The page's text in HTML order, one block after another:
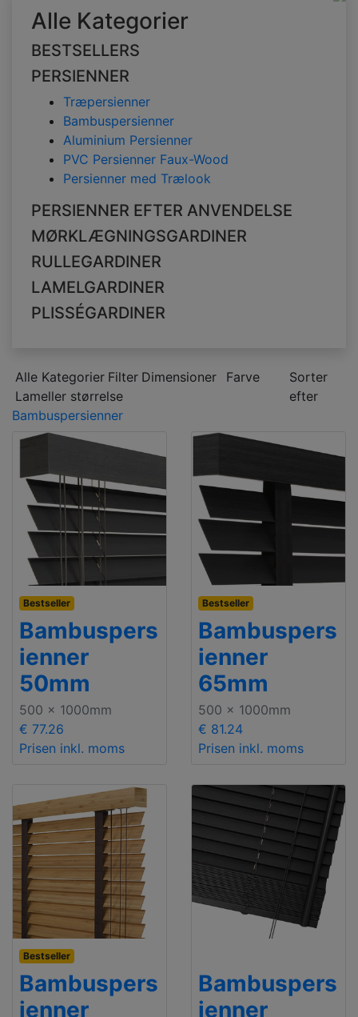
Alle Kategorier
BESTSELLERS
PERSIENNER
Træpersienner
Bambuspersienner
Aluminium Persienner
PVC Persienner Faux-Wood
Persienner med Trælook
PERSIENNER EFTER ANVENDELSE
MØRKLÆGNINGSGARDINER
RULLEGARDINER
LAMELGARDINER
PLISSÉGARDINER
Alle Kategorier Filter Dimensioner
Farve
Lameller størrelse
Sorter
efter
Bambuspersienner
Bestseller
Bambuspers
ienner
50mm
500 x 1000mm
€ 77.26
Prisen inkl. moms
Bestseller
Bambuspers
ienner
65mm
500 x 1000mm
€ 81.24
Prisen inkl. moms
Bestseller
Bambuspers
ienner
Bambuspers
ienner